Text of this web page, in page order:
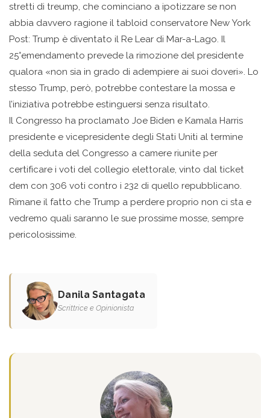
stretti di treump, che cominciano a ipotizzare se non
abbia davvero ragione il tabloid conservatore New York
Post: Trump è diventato il Re Lear di Mar-a-Lago. Il
25°emendamento prevede la rimozione del presidente
qualora «non sia in grado di adempiere ai suoi doveri». Lo
stesso Trump, però, potrebbe contestare la mossa e
l’iniziativa potrebbe estinguersi senza risultato.
Il Congresso ha proclamato Joe Biden e Kamala Harris
presidente e vicepresidente degli Stati Uniti al termine
della seduta del Congresso a camere riunite per
certificare i voti del collegio elettorale, vinto dal ticket
dem con 306 voti contro i 232 di quello repubblicano.
Rimane il fatto che Trump a perdere proprio non ci sta e
vedremo quali saranno le sue prossime mosse, sempre
pericolosissime.
Danila Santagata
Scrittrice e Opinionista